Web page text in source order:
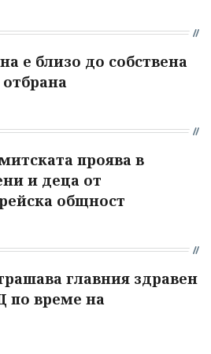
е близо до собствена
проява в
и деца от
общност
главния здравен
по време на